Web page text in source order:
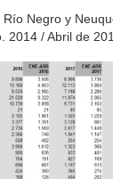
Río Negro y
2014 / Abril de